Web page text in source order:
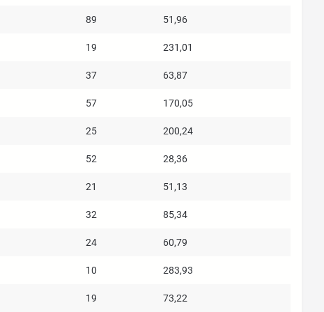
89 51,96
19 231,01
37 63,87
57 170,05
25 200,24
52 28,36
21 51,13
32 85,34
24 60,79
10 283,93
19 73,22